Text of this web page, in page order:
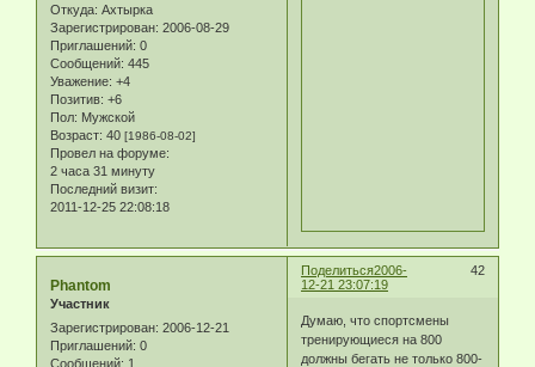
Откуда: Ахтырка
Зарегистрирован: 2006-08-29
Приглашений: 0
Сообщений: 445
Уважение: +4
Позитив: +6
Пол: Мужской
Возраст: 40 [1986-08-02]
Провел на форуме:
2 часа 31 минуту
Последний визит:
2011-12-25 22:08:18
Поделиться 42
2006-
12-21 23:07:19
Phantom
Участник
Зарегистрирован: 2006-12-21
Приглашений: 0
Сообщений: 1
Думаю, что спортсмены
тренирующиеся на 800
должны бегать не только 800-